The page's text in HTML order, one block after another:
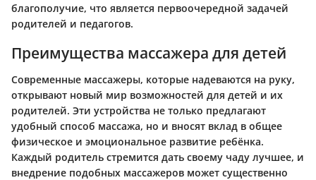
благополучие, что является первоочередной задачей
родителей и педагогов.
Преимущества массажера для детей
Современные массажеры, которые надеваются на руку,
открывают новый мир возможностей для детей и их
родителей. Эти устройства не только предлагают
удобный способ массажа, но и вносят вклад в общее
физическое и эмоциональное развитие ребёнка.
Каждый родитель стремится дать своему чаду лучшее, и
внедрение подобных массажеров может существенно